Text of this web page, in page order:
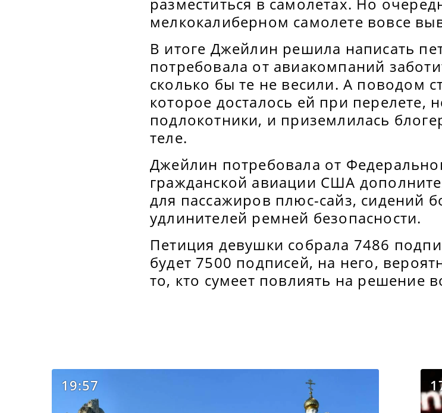
мелкокалиберном самолете вовсе
В итоге Джейлин решила написать
потребовала от авиакомпаний
сколько бы те не весили. А поводом
которое досталось ей при перелете,
подлокотники, и приземлилась
теле.
Джейлин потребовала от
гражданской авиации США
для пассажиров плюс-сайз, сидений
удлинителей ремней безопасности.
Петиция девушки собрала 7486
будет 7500 подписей, на него,
то, кто сумеет повлиять на решение
19:57